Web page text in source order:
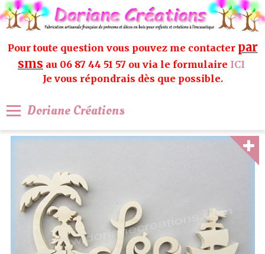
Pour toute question vous pouvez me contacter par
sms au 06 87 44 51 57 ou via le formulaire ICI
Je vous répondrais dès que possible.
Doriane Créations